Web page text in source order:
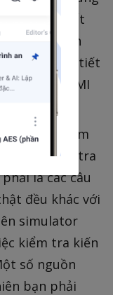
để không mất
các thông tin
tin chi tiết
cấp cho PMI
PMP Exam
thi và kiểm tra
là các câu
đều khác với
simulator
kiểm tra kiến
số nguồn
bạn phải